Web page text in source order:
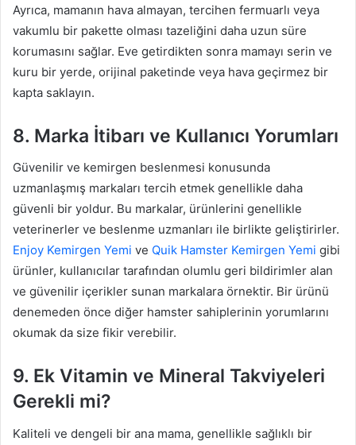
Ayrıca, mamanın hava almayan, tercihen fermuarlı veya
vakumlu bir pakette olması tazeliğini daha uzun süre
korumasını sağlar. Eve getirdikten sonra mamayı serin ve
kuru bir yerde, orijinal paketinde veya hava geçirmez bir
kapta saklayın.
8. Marka İtibarı ve Kullanıcı Yorumları
Güvenilir ve kemirgen beslenmesi konusunda
uzmanlaşmış markaları tercih etmek genellikle daha
güvenli bir yoldur. Bu markalar, ürünlerini genellikle
veterinerler ve beslenme uzmanları ile birlikte geliştirirler.
Enjoy Kemirgen Yemi ve Quik Hamster Kemirgen Yemi gibi
ürünler, kullanıcılar tarafından olumlu geri bildirimler alan
ve güvenilir içerikler sunan markalara örnektir. Bir ürünü
denemeden önce diğer hamster sahiplerinin yorumlarını
okumak da size fikir verebilir.
9. Ek Vitamin ve Mineral Takviyeleri
Gerekli mi?
Kaliteli ve dengeli bir ana mama, genellikle sağlıklı bir